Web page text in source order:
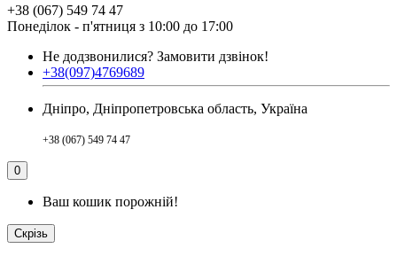
+38 (067) 549 74 47
Понеділок - п'ятниця з 10:00 до 17:00
Не додзвонилися? Замовити дзвінок!
+38(097)4769689
Дніпро, Дніпропетровська область, Україна
+38 (067) 549 74 47
0
Ваш кошик порожній!
Скрізь